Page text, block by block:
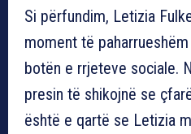
Si përfundim, Letizia
moment të
botën e rrjeteve sociale.
presin të shikojnë se
është e qartë se Letizia